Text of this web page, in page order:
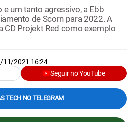
um tanto agressivo, a Ebb
de Scorn para 2022. A
Projekt Red como exemplo
11/2021 16:24
Seguir no YouTube
TECH NO TELEGRAM